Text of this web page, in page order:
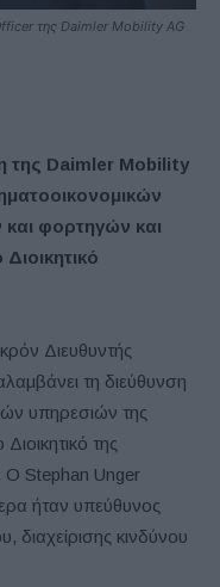
της Daimler Mobility AG
της Daimler Mobility
φορτηγών και
Διευθυντής
τη διεύθυνση
υπηρεσιών της
της
Ο Stephan Unger
ήταν υπεύθυνος
διαχείρισης κινδύνου